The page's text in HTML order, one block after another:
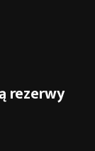
rezerwy